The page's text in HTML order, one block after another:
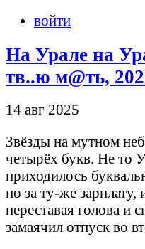
войти
На Урале на
тв..ю м@ть,
14 авг 2025
Звёзды на мутном
четырёх букв. Не то
приходилось
но за ту-же зарплату,
переставая голова и
замаячил отпуск во